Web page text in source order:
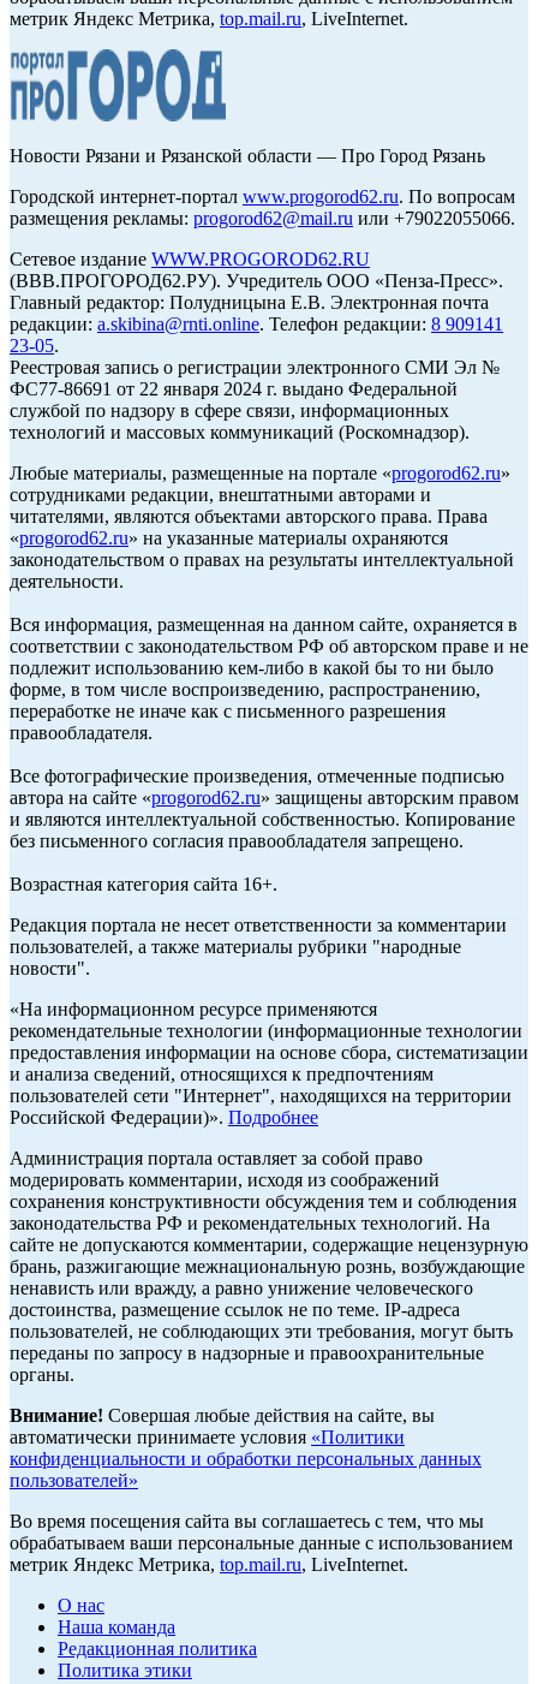
метрик Яндекс Метрика, top.mail.ru, LiveInternet.
Новости Рязани и Рязанской области — Про Город Рязань
Городской интернет-портал www.progorod62.ru. По вопросам
размещения рекламы: progorod62@mail.ru или +79022055066.
Сетевое издание WWW.PROGOROD62.RU
(ВВВ.ПРОГОРОД62.РУ). Учредитель ООО «Пенза-Пресс».
Главный редактор: Полудницына Е.В. Электронная почта
редакции: a.skibina@rnti.online. Телефон редакции: 8 909141
23-05.
Реестровая запись о регистрации электронного СМИ Эл №
ФС77-86691 от 22 января 2024 г. выдано Федеральной
службой по надзору в сфере связи, информационных
технологий и массовых коммуникаций (Роскомнадзор).
Любые материалы, размещенные на портале «progorod62.ru»
сотрудниками редакции, внештатными авторами и
читателями, являются объектами авторского права. Права
«progorod62.ru» на указанные материалы охраняются
законодательством о правах на результаты интеллектуальной
деятельности.
Вся информация, размещенная на данном сайте, охраняется в
соответствии с законодательством РФ об авторском праве и не
подлежит использованию кем-либо в какой бы то ни было
форме, в том числе воспроизведению, распространению,
переработке не иначе как с письменного разрешения
правообладателя.
Все фотографические произведения, отмеченные подписью
автора на сайте «progorod62.ru» защищены авторским правом
и являются интеллектуальной собственностью. Копирование
без письменного согласия правообладателя запрещено.
Возрастная категория сайта 16+.
Редакция портала не несет ответственности за комментарии
пользователей, а также материалы рубрики "народные
новости".
«На информационном ресурсе применяются
рекомендательные технологии (информационные технологии
предоставления информации на основе сбора, систематизации
и анализа сведений, относящихся к предпочтениям
пользователей сети "Интернет", находящихся на территории
Российской Федерации)». Подробнее
Администрация портала оставляет за собой право
модерировать комментарии, исходя из соображений
сохранения конструктивности обсуждения тем и соблюдения
законодательства РФ и рекомендательных технологий. На
сайте не допускаются комментарии, содержащие нецензурную
брань, разжигающие межнациональную рознь, возбуждающие
ненависть или вражду, а равно унижение человеческого
достоинства, размещение ссылок не по теме. IP-адреса
пользователей, не соблюдающих эти требования, могут быть
переданы по запросу в надзорные и правоохранительные
органы.
Внимание! Совершая любые действия на сайте, вы
автоматически принимаете условия «Политики
конфиденциальности и обработки персональных данных
пользователей»
Во время посещения сайта вы соглашаетесь с тем, что мы
обрабатываем ваши персональные данные с использованием
метрик Яндекс Метрика, top.mail.ru, LiveInternet.
О нас
Наша команда
Редакционная политика
Политика этики